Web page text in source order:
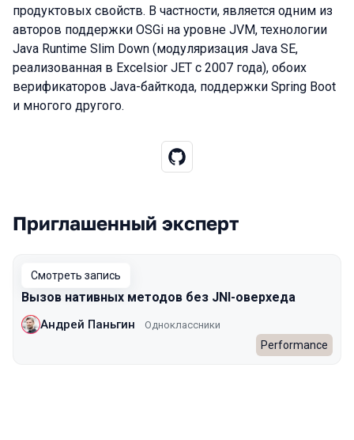
продуктовых свойств. В частности, является одним из
авторов поддержки OSGi на уровне JVM, технологии
Java Runtime Slim Down (модуляризация Java SE,
реализованная в Excelsior JET с 2007 года), обоих
верификаторов Java-байткода, поддержки Spring Boot
и многого другого.
Выступления в сезоне 2022
Приглашенный эксперт
Смотреть запись
Вызов нативных методов без JNI-оверхеда
Андрей Паньгин Одноклассники
Performance